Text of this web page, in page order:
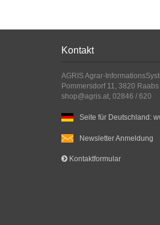
Kontakt
AGRIS Agrar-
Pommersdorf 11, 3820 Raabs
shop@agris.at, 02846 / 620
Seite für Deutschland:
Newsletter Anmeldung
Kontaktformular